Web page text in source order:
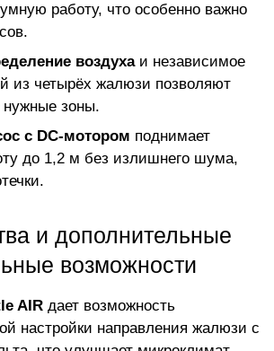
работу, что особенно важно
воздухаи независимое
из четырёх жалюзи позволяют
нужные зоны.
с DC-мотором поднимает
до 1,2 м без излишнего шума,
и дополнительные
возможности
AIR дает возможность
настройки направления жалюзи с